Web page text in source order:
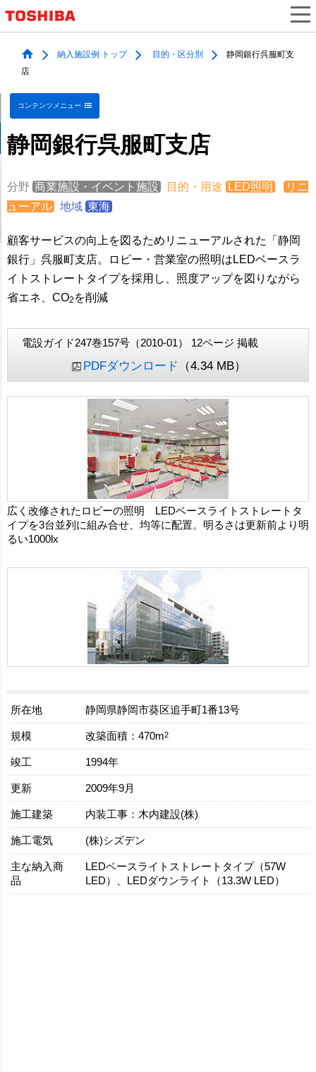
納入施設例 トップ 目的・区分別
静岡銀行呉服町支
店
コンテンツメニュー
静岡銀行呉服町支店
分野 商業施設・イベント施設 目的・用途 LED照明
リニ
ューアル
地域 東海
顧客サービスの向上を図るためリニューアルされた「静岡
銀行」呉服町支店。ロビー・営業室の照明はLEDベースラ
イトストレートタイプを採用し、照度アップを図りながら
省エネ、CO2 を削減
電設ガイド247巻157号（2010-01） 12ページ 掲載
PDFダウンロード （4.34 MB）
広く改修されたロビーの照明 LEDベースライトストレートタ
イプを3台並列に組み合せ、均等に配置。明るさは更新前より明
るい1000lx
所在地 静岡県静岡市葵区追手町1番13号
規模 改築面積：470m2
竣工 1994年
更新 2009年9月
施工建築 内装工事：木内建設(株)
施工電気 (株)シズデン
主な納入商
品
LEDベースライトストレートタイプ（57W
LED）、LEDダウンライト（13.3W LED）